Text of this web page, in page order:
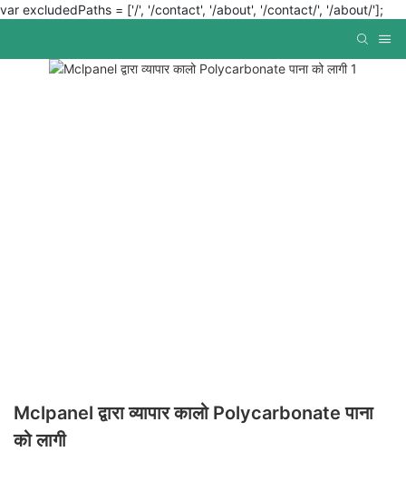
var excludedPaths = ['/', '/contact', '/about', '/contact/', '/about/'];
Mclpanel द्वारा व्यापार कालो Polycarbonate पाना
को लागी